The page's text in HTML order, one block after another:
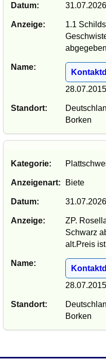
Datum:
Anzeige:
1.1
Name:
28.07.2015
Standort:
Borken
Kategorie:
Anzeigenart: Biete
Datum:
Anzeige:
ZP.
Schwarz
alt.Preis
Name:
28.07.2015
Standort:
Borken